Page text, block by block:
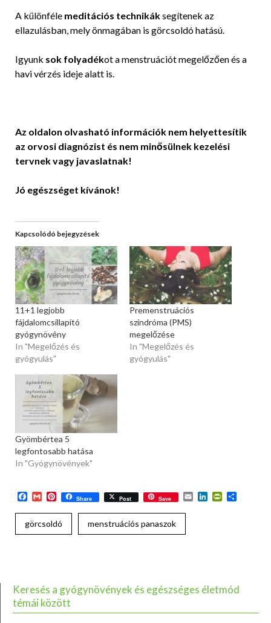
A különféle meditációs technikáksegítenek az
ellazulásban, mely önmagában is görcsoldó hatású.
Igyunk sok folyadékot a menstruációt megelőzően és a
havi vérzés ideje alatt is.
Az oldalon olvasható információk nem helyettesítik
az orvosi diagnózist és nem minősülnek kezelési
tervnek vagy javaslatnak!
Jó egészséget kívánok!
Kapcsolódó bejegyzések
11+1 legjobb
fájdalomcsillapító
gyógynövény
In "Megelőzés és
gyógyulás"
Premenstruációs
szindróma (PMS)
megelőzése
In "Megelőzés és
gyógyulás"
Gyömbértea 5
legfontosabb hatása
In "Gyógynövények"
Facebook
GmailPinterest
Share Post Save EmailLinkedIn
görcsoldó menstruációs panaszok
Keresés a gyógynövények és egészséges életmód
témái között